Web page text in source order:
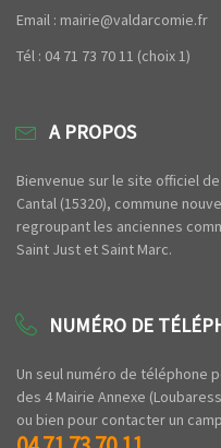
Email : mairie@valdarcomie.fr
Tél : 04 71 73 70 11 (choix 1)
A PROPOS
Bienvenue sur le site officiel
Cantal (15320), commune
regroupant les anciennes
Saint Just et Saint Marc.
NUMÉRO DE
Un seul numéro de téléphone
des 4 Mairie Annexe
ou bien pour contacter un